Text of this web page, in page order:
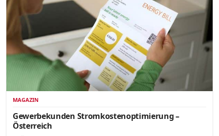
MAGAZIN
Gewerbekunden Stromkostenoptimierung –
Österreich